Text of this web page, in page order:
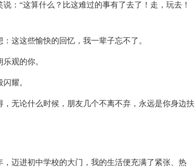
：“这算什么？比这难过的事有了去了！走，玩去！
这这些愉快的回忆，我一辈子忘不了。
观的你。
耀。
无论什么时候，朋友几个不离不弃，永远是你身边扶
迈进初中学校的大门，我的生活便充满了紧张、热